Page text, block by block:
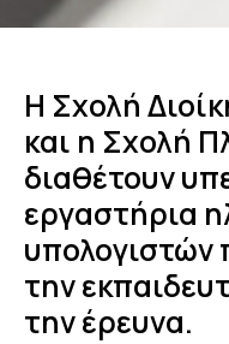
Η Σχολή
και η Σχολή
διαθέτουν
εργαστήρια
υπολογιστών
την
την έρευνα.